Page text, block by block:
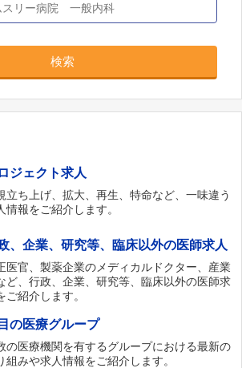
検索
ジェクト求人
立ち上げ、拡大、再生、特命など、一味違う
情報をご紹介します。
、企業、研究等、臨床以外の医師求人
医官、製薬企業のメディカルドクター、産業
ど、行政、企業、研究等、臨床以外の医師求
ご紹介します。
の医療グループ
の医療機関を有するグループにおける最新の
組みや求人情報をご紹介します。